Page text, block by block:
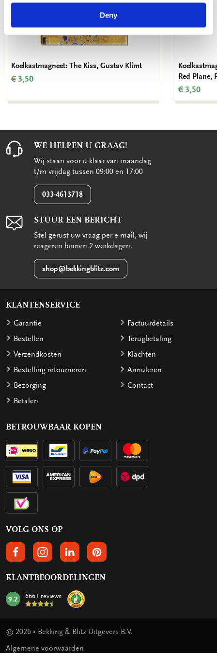
Deny
Koelkastmagneet: The Kiss, Gustav Klimt
€ 3,50
Red Plane,
€ 3,50
WE HELPEN U GRAAG!
Wij staan voor u klaar van maandag
t/m vrijdag tussen 09:00 en 17:00
033-4613718
STUUR EEN BERICHT
Stel gerust uw vraag per e-mail, wij
reageren binnen 2 werkdagen.
shop@bekkingblitz.com
KLANTENSERVICE
Garantie
Bestellen
Verzendkosten
Bestelling retourneren
Bezorging
Betalen
Factuurdetails
Terugbetaling
Klachten
Annuleren
Contact
BETROUWBAAR KOPEN
VOLG ONS OP
VOLGS ONS OP FACEBOOK
VOLG ONS OP INSTAGRAM
VOLG ONS OP LINKEDIN
VOLG ONS OP PINTEREST
KLANTBEOORDELINGEN
mark:
9.2 6661 reviews
© 2026 • Bekking & Blitz Uitgevers B.V.
Algemene voorwaarden